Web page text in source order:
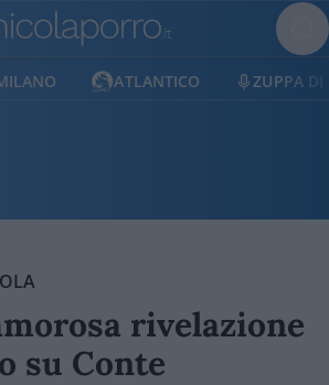
ATLANTICO ZUPPA DI
rivelazione
su Conte